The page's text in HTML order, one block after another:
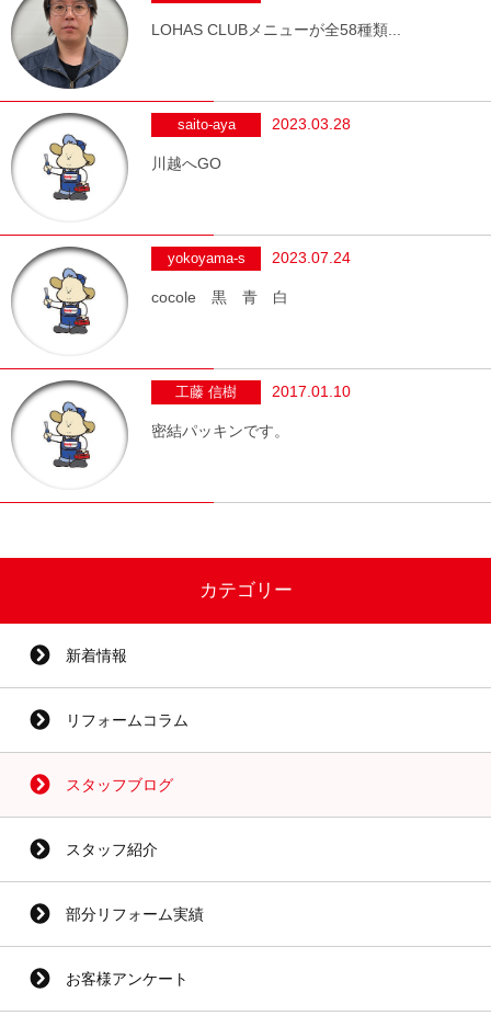
LOHAS CLUBメニューが全58種類...
saito-aya 2023.03.28
川越へGO
yokoyama-s 2023.07.24
cocole 黒 青 白
工藤 信樹 2017.01.10
密結パッキンです。
カテゴリー
新着情報
リフォームコラム
スタッフブログ
スタッフ紹介
部分リフォーム実績
お客様アンケート